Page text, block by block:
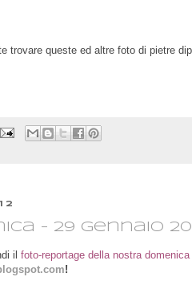
trovare queste ed altre foto di pietre
- 29 gennaio
il foto-reportage della nostra
!